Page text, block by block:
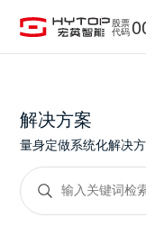
股票
代码
解决方案
量身定做系统化解决